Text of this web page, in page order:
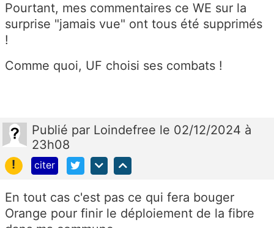
Pourtant, mes commentaires ce WE sur la
surprise "jamais vue" ont tous été supprimés
!
Comme quoi, UF choisi ses combats !
Publié par Loindefree le 02/12/2024 à
23h08
!
citer
En tout cas c'est pas ce qui fera bouger
Orange pour finir le déploiement de la fibre